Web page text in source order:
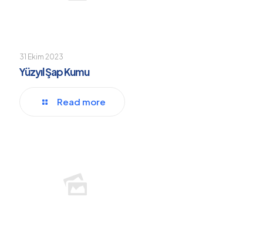
31 Ekim 2023
Yüzyıl Şap Kumu
Read more